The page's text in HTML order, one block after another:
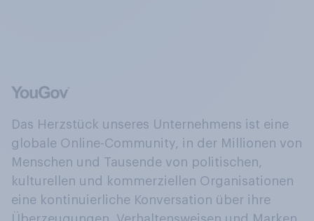
Das Herzstück unseres Unternehmens ist eine
globale Online-Community, in der Millionen von
Menschen und Tausende von politischen,
kulturellen und kommerziellen Organisationen
eine kontinuierliche Konversation über ihre